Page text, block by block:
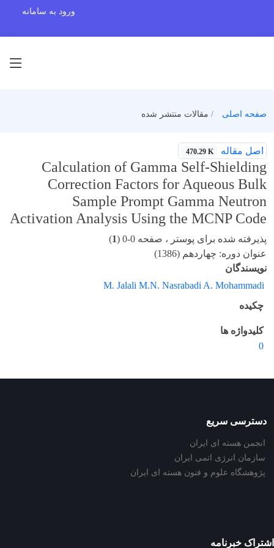
ورود به سامانه
صفحه اصلی مقالات منتشر شده
اصل مقاله 470.29 K
Calculation of Gamma Self-Shielding
Correction Factors for Aqueous Bulk
Sample Prompt Gamma Neutron
Activation Analysis Using the MCNP Code
پذیرفته شده برای پوستر ، صفحه 0-0 ( 1
)
عنوان دوره: چهاردهم (1386)
نویسندگان
M. Jalali M.N. Nasrabadi A. Mohammadi
چکیده
کلیدواژه ها
0
دسترسی سریع
انجمن هسته ای ایران
سازمان انرژی اتمی ایران
پژوهشگاه علوم و فنون هسته ای ایران
اشتراک خبرنامه